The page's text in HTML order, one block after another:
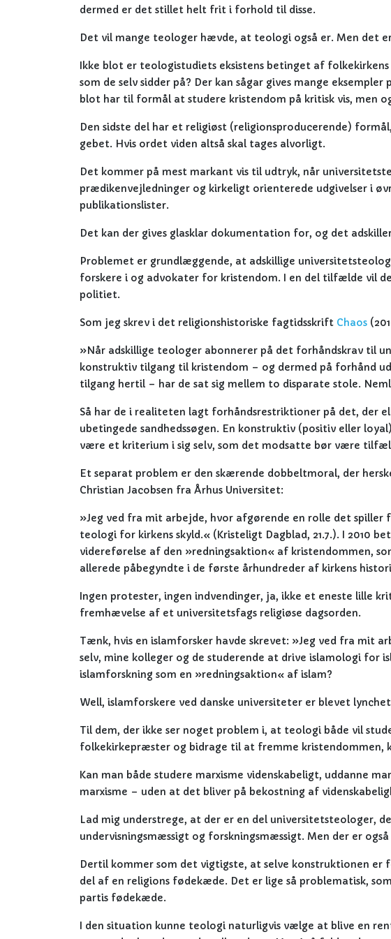
dermed er det stillet helt frit i forhold til disse.
Det vil mange teologer hævde, at teologi også er. Men det
Ikke blot er teologistudiets eksistens betinget af
som de selv sidder på? Der kan sågar gives mange
blot har til formål at studere kristendom på kritisk vis, men
Den sidste del har et religiøst (religionsproducerende)
gebet. Hvis ordet viden altså skal tages alvorligt.
Det kommer på mest markant vis til udtryk, når
prædikenvejledninger og kirkeligt orienterede udgivelser i
publikationslister.
Det kan der gives glasklar dokumentation for, og det
Problemet er grundlæggende, at adskillige
forskere i og advokater for kristendom. I en del tilfælde vil
politiet.
Som jeg skrev i det religionshistoriske fagtidsskrift Chaos
»Når adskillige teologer abonnerer på det forhåndskrav til
konstruktiv tilgang til kristendom – og dermed på forhånd
tilgang hertil – har de sat sig mellem to disparate stole.
Så har de i realiteten lagt forhåndsrestriktioner på det, der
ubetingede sandhedssøgen. En konstruktiv (positiv eller
være et kriterium i sig selv, som det modsatte bør være
Et separat problem er den skærende dobbeltmoral, der
Christian Jacobsen fra Århus Universitet:
»Jeg ved fra mit arbejde, hvor afgørende en rolle det spiller
teologi for kirkens skyld.« (Kristeligt Dagblad, 21.7.). I 2010
videreførelse af den »redningsaktion« af kristendommen,
allerede påbegyndte i de første århundreder af kirkens
Ingen protester, ingen indvendinger, ja, ikke et eneste lille
fremhævelse af et universitetsfags religiøse dagsorden.
Tænk, hvis en islamforsker havde skrevet: »Jeg ved fra mit
selv, mine kolleger og de studerende at drive islamologi for
islamforskning som en »redningsaktion« af islam?
Well, islamforskere ved danske universiteter er blevet
Til dem, der ikke ser noget problem i, at teologi både vil
folkekirkepræster og bidrage til at fremme kristendommen,
Kan man både studere marxisme videnskabeligt, uddanne
marxisme – uden at det bliver på bekostning af
Lad mig understrege, at der er en del universitetsteologer,
undervisningsmæssigt og forskningsmæssigt. Men der er
Dertil kommer som det vigtigste, at selve konstruktionen
del af en religions fødekæde. Det er lige så problematisk,
partis fødekæde.
I den situation kunne teologi naturligvis vælge at blive en